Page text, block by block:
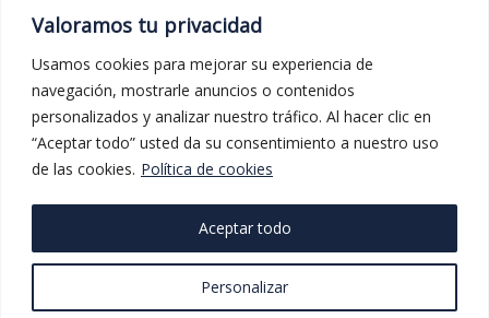
Valoramos tu privacidad
Usamos cookies para mejorar su experiencia de
navegación, mostrarle anuncios o contenidos
personalizados y analizar nuestro tráfico. Al hacer clic en
“Aceptar todo” usted da su consentimiento a nuestro uso
de las cookies. Política de cookies
Personalizar
Aceptar todo
LEGAL Y PROTECCIÓN
Aviso legal
Política de privacidad
Política de cookies